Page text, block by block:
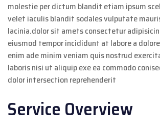
molestie per dictum blandit etiam ipsum
velet iaculis blandit sodales vulputate
lacinia.dolor sit amets consectetur
eiusmod tempor incididunt at labore a
enim ade minim veniam quis nostrud
laboris nisi ut aliquip exe ea commodo
dolor intersection reprehenderit
Service Overview